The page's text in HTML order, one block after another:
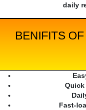
daily
BENIFITS
Fast-